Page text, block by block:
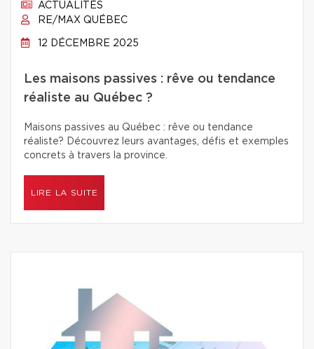
ACTUALITÉS
RE/MAX QUÉBEC
12 DÉCEMBRE 2025
Les maisons passives : rêve ou tendance
réaliste au Québec ?
Maisons passives au Québec : rêve ou tendance
réaliste? Découvrez leurs avantages, défis et exemples
concrets à travers la province.
LIRE LA SUITE